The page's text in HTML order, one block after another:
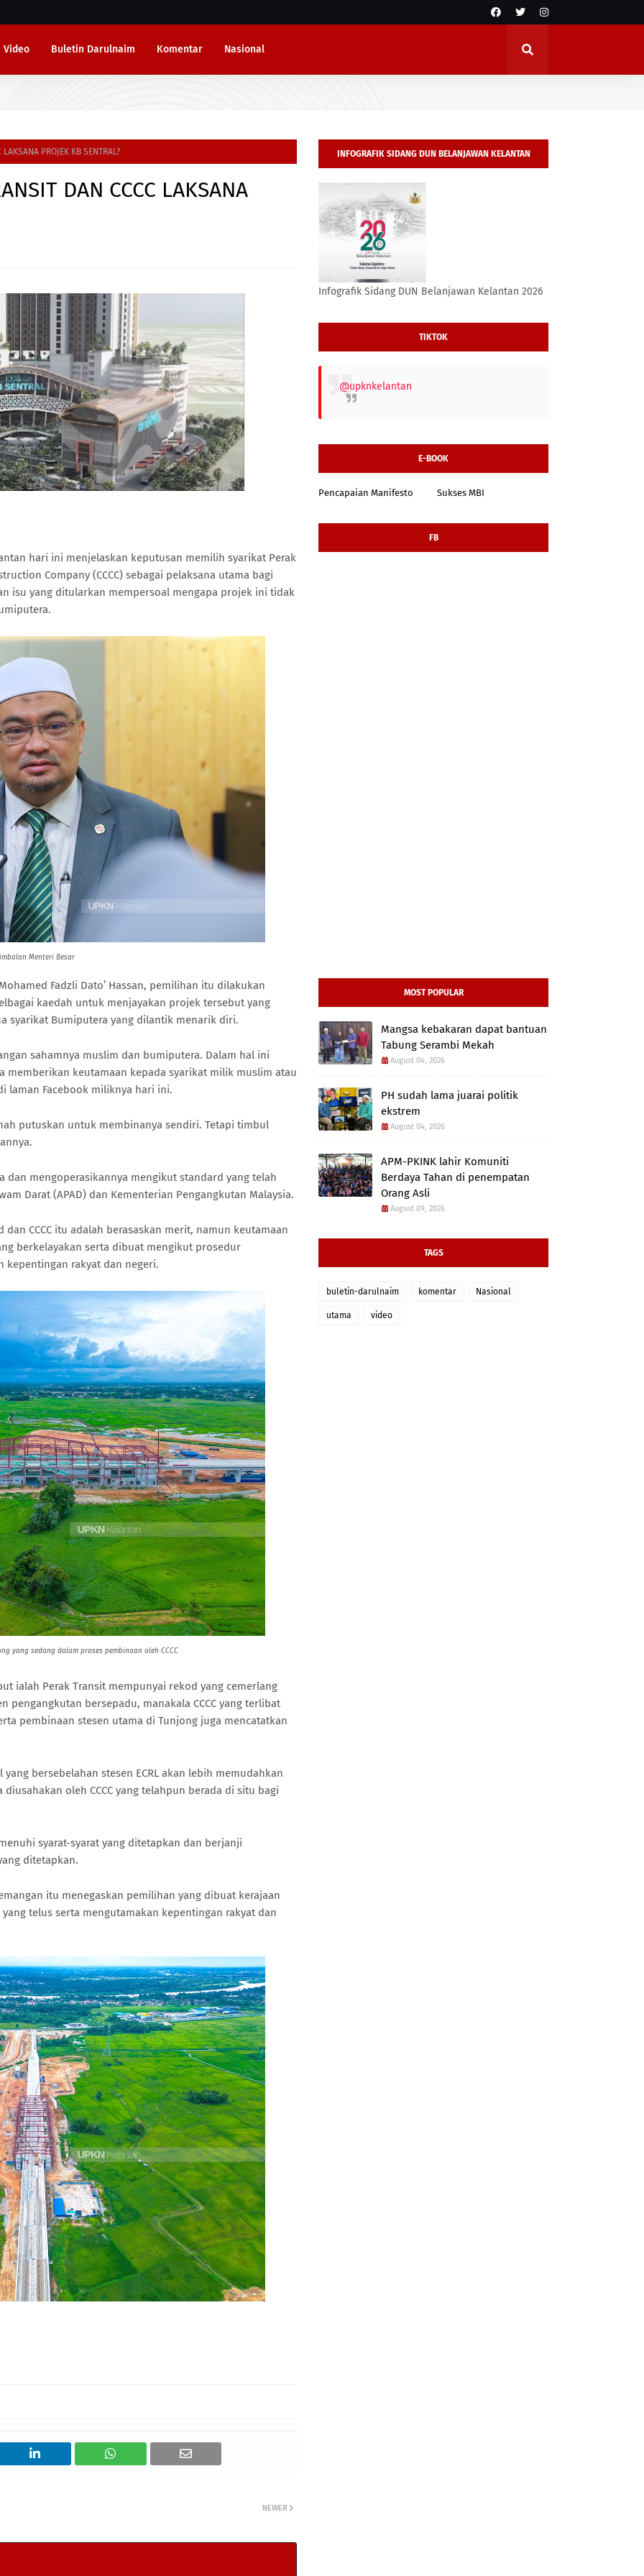
Video Buletin Darulnaim Komentar Nasional
PROJEK KB SENTRAL?
DAN CCCC LAKSANA
hari ini menjelaskan keputusan memilih syarikat Perak
Company (CCCC) sebagai pelaksana utama bagi
isu yang ditularkan mempersoal mengapa projek ini tidak
Menteri Besar
Fadzli Dato’ Hassan, pemilihan itu dilakukan
kaedah untuk menjayakan projek tersebut yang
syarikat Bumiputera yang dilantik menarik diri.
sahamnya muslim dan bumiputera. Dalam hal ini
memberikan keutamaan kepada syarikat milik muslim atau
laman Facebook miliknya hari ini.
putuskan untuk membinanya sendiri. Tetapi timbul
dan mengoperasikannya mengikut standard yang telah
Darat (APAD) dan Kementerian Pengangkutan Malaysia.
CCCC itu adalah berasaskan merit, namun keutamaan
berkelayakan serta dibuat mengikut prosedur
kepentingan rakyat dan negeri.
yang sedang dalam proses pembinaan oleh CCCC
ialah Perak Transit mempunyai rekod yang cemerlang
pengangkutan bersepadu, manakala CCCC yang terlibat
pembinaan stesen utama di Tunjong juga mencatatkan
bersebelahan stesen ECRL akan lebih memudahkan
oleh CCCC yang telahpun berada di situ bagi
syarat-syarat yang ditetapkan dan berjanji
ditetapkan.
itu menegaskan pemilihan yang dibuat kerajaan
telus serta mengutamakan kepentingan rakyat dan
NEWER
INFOGRAFIK SIDANG DUN BELANJAWAN KELANTAN
2026
Infografik Sidang DUN Belanjawan Kelantan 2026
TIKTOK
@upknkelantan
E-BOOK
Pencapaian Manifesto Sukses MBI
FB
MOST POPULAR
Mangsa kebakaran dapat bantuan
Tabung Serambi Mekah
August 04, 2026
PH sudah lama juarai politik
ekstrem
August 04, 2026
APM-PKINK lahir Komuniti
Berdaya Tahan di penempatan
Orang Asli
August 09, 2026
TAGS
buletin-darulnaim komentar Nasional
utama video